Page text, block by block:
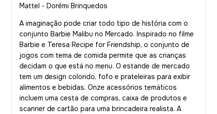
Mattel - Dorémi Brinquedos
A imaginação pode criar todo tipo de história com o
conjunto Barbie Malibu no Mercado. Inspirado no filme
Barbie e Teresa Recipe for Friendship, o conjunto de
jogos com tema de comida permite que as crianças
decidam o que está no menu. O estande de mercado
tem um design colorido, fofo e prateleiras para exibir
alimentos e bebidas. Onze acessórios temáticos
incluem uma cesta de compras, caixa de produtos e
scanner de cartão para uma brincadeira realista. A